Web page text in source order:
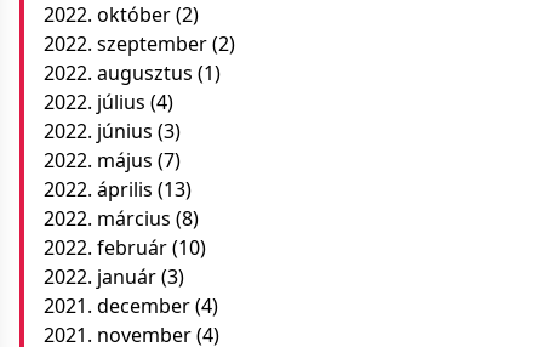
2022. október(2)
2022. szeptember(2)
2022. augusztus (1)
2022. július (4)
2022. június (3)
2022. május (7)
2022. április (13)
2022. március (8)
2022. február(10)
2022. január(3)
2021. december(4)
2021. november(4)